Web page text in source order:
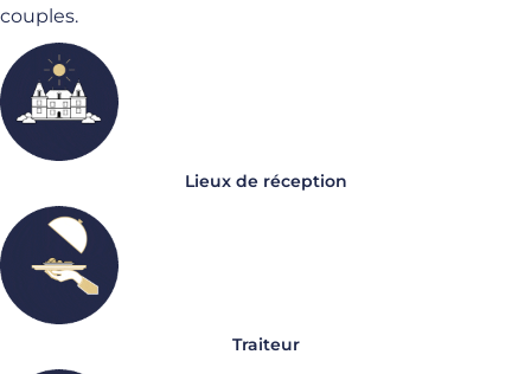
couples.
Lieux de réception
Traiteur